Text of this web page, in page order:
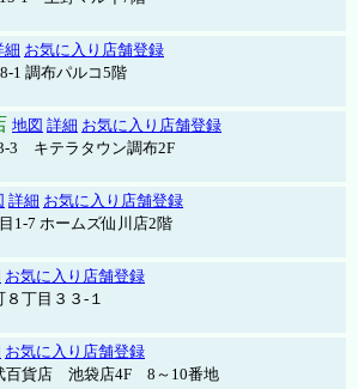
細 お気に入り店舗登録
1 調布パルコ5階
地図 詳細 お気に入り店舗登録
3 キテラタウン調布2F
詳細 お気に入り店舗登録
1-7 ホームズ仙川店2階
お気に入り店舗登録
丁目３３-１
お気に入り店舗登録
百貨店 池袋店4F 8～10番地